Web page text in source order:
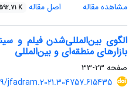
مشاهده مقاله
اصل مقاله 592.71 K
الگوی بین‌المللی‌شدن فیلم و
بازارهای منطقه‌ای و بین‌المللی
صفحه 23-33
jfadram.2021.304757.615435